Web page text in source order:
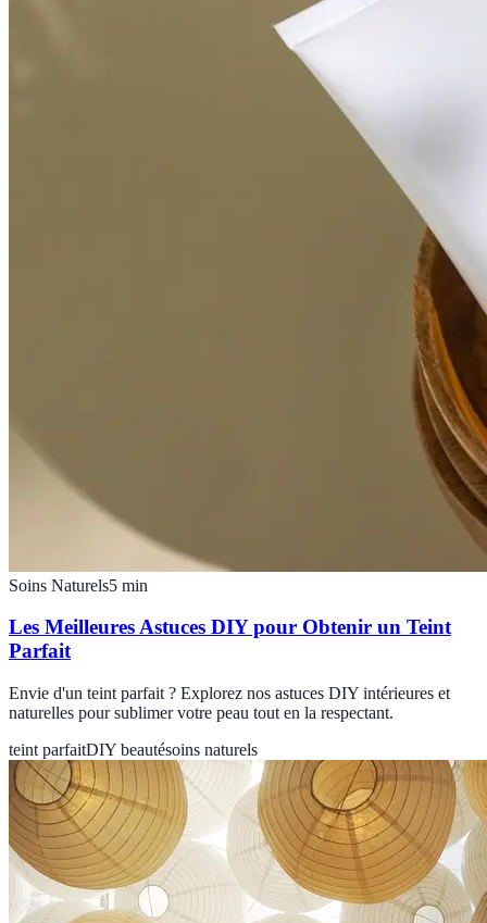
Soins Naturels5 min
Les Meilleures Astuces DIY pour Obtenir un Teint
Parfait
Envie d'un teint parfait ? Explorez nos astuces DIY intérieures et
naturelles pour sublimer votre peau tout en la respectant.
teint parfaitDIY beautésoins naturels